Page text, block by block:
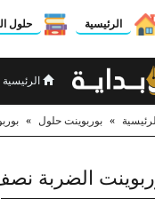
الرئيسية حلول
الرئيسية
الرئيسية » بوربوينت حلول »
الضربة